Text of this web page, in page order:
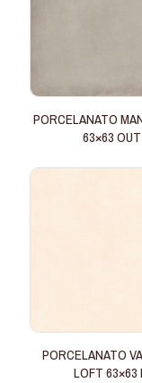
PORCELANATO
63×63 OUT
PORCELANATO
LOFT 63×63